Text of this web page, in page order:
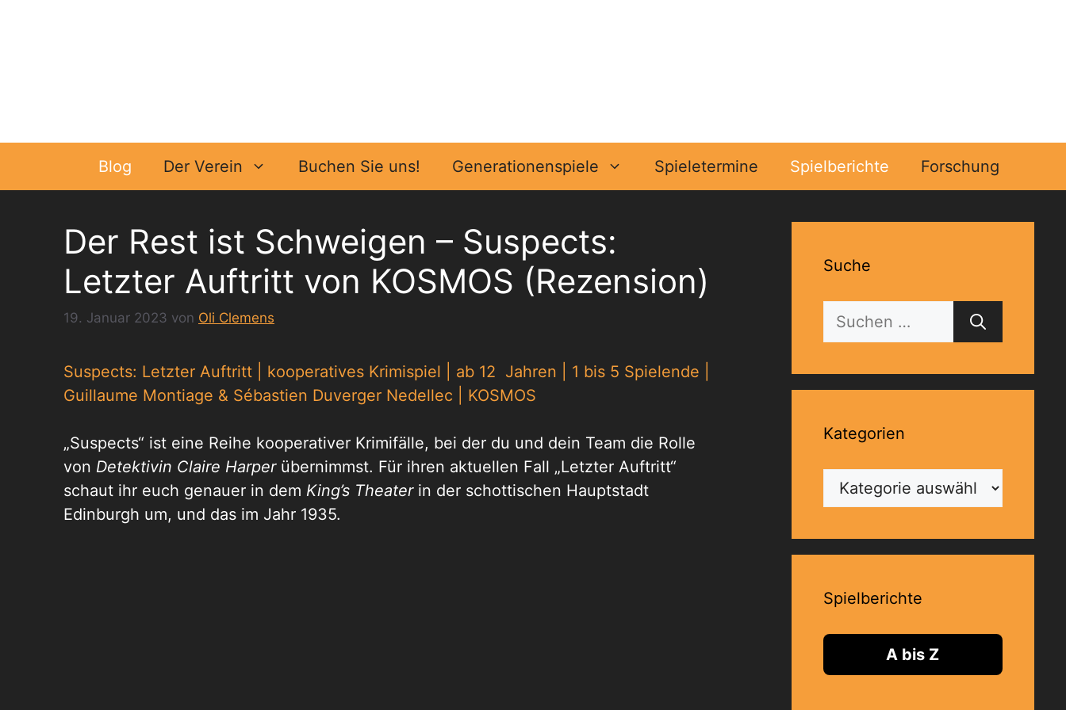
Blog Der Verein Buchen Sie uns! Generationenspiele Spieletermine Spielberichte Forschung
Der Rest ist Schweigen – Suspects:
Letzter Auftritt von KOSMOS (Rezension)
19. Januar 2023 von Oli Clemens
Suspects: Letzter Auftritt | kooperatives Krimispiel | ab 12 Jahren | 1 bis 5 Spielende |
Guillaume Montiage & Sébastien Duverger Nedellec | KOSMOS
„Suspects“ ist eine Reihe kooperativer Krimifälle, bei der du und dein Team die Rolle
von Detektivin Claire Harperübernimmst. Für ihren aktuellen Fall „Letzter Auftritt“
schaut ihr euch genauer in dem King’s Theaterin der schottischen Hauptstadt
Edinburgh um, und das im Jahr 1935.
Suche
Suchen
Kategorien
Kategorien
Spielberichte
A bis Z